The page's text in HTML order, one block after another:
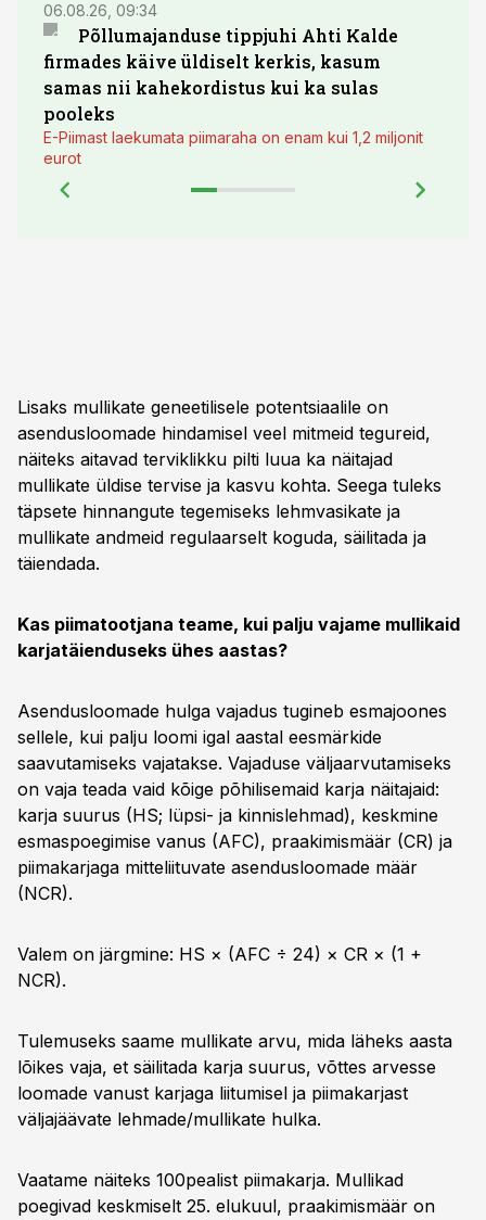
06.08.26, 09:34
Põllumajanduse tippjuhi Ahti Kalde
firmades käive üldiselt kerkis, kasum
samas nii kahekordistus kui ka sulas
pooleks
E-Piimast laekumata piimaraha on enam kui 1,2 miljonit
eurot
Lisaks mullikate geneetilisele potentsiaalile on
asendusloomade hindamisel veel mitmeid tegureid,
näiteks aitavad terviklikku pilti luua ka näitajad
mullikate üldise tervise ja kasvu kohta. Seega tuleks
täpsete hinnangute tegemiseks lehmvasikate ja
mullikate andmeid regulaarselt koguda, säilitada ja
täiendada.
Kas piimatootjana teame, kui palju vajame mullikaid
karjatäienduseks ühes aastas?
Asendusloomade hulga vajadus tugineb esmajoones
sellele, kui palju loomi igal aastal eesmärkide
saavutamiseks vajatakse. Vajaduse väljaarvutamiseks
on vaja teada vaid kõige põhilisemaid karja näitajaid:
karja suurus (HS; lüpsi- ja kinnislehmad), keskmine
esmaspoegimise vanus (AFC), praakimismäär (CR) ja
piimakarjaga mitteliituvate asendusloomade määr
(NCR).
Valem on järgmine: HS × (AFC ÷ 24) × CR × (1 +
NCR).
Tulemuseks saame mullikate arvu, mida läheks aasta
lõikes vaja, et säilitada karja suurus, võttes arvesse
loomade vanust karjaga liitumisel ja piimakarjast
väljajäävate lehmade/mullikate hulka.
Vaatame näiteks 100pealist piimakarja. Mullikad
poegivad keskmiselt 25. elukuul, praakimismäär on